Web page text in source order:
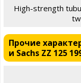
High-strength
Прочие
и Sachs ZZ 125